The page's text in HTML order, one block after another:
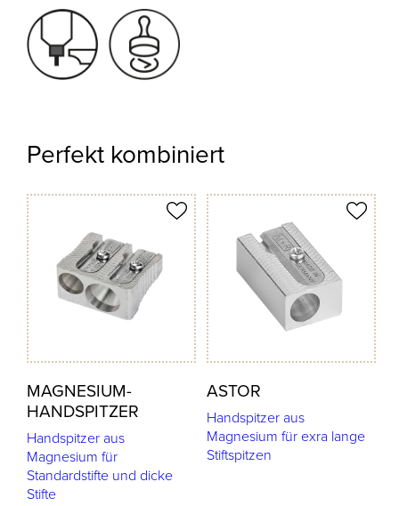
Perfekt kombiniert
MAGNESIUM-
HANDSPITZER
Handspitzer aus
Magnesium für
Standardstifte und dicke
Stifte
merken
ASTOR
Handspitzer aus
Magnesium für exra lange
Stiftspitzen
Produkt merken